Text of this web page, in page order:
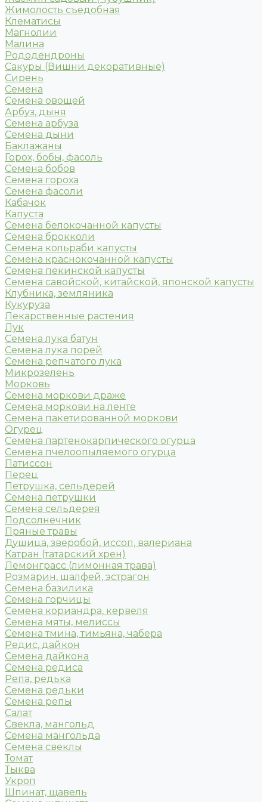
Жимолость съедобная
Клематисы
Магнолии
Малина
Рододендроны
Сакуры (Вишни декоративные)
Сирень
Семена
Семена овощей
Арбуз, дыня
Семена арбуза
Семена дыни
Баклажаны
Горох, бобы, фасоль
Семена бобов
Семена гороха
Семена фасоли
Кабачок
Капуста
Семена белокочанной капусты
Семена брокколи
Семена кольраби капусты
Семена краснокочанной капусты
Семена пекинской капусты
Семена савойской, китайской, японской капусты
Клубника, земляника
Кукуруза
Лекарственные растения
Лук
Семена лука батун
Семена лука порей
Семена репчатого лука
Микрозелень
Морковь
Семена моркови драже
Семена моркови на ленте
Семена пакетированной моркови
Огурец
Семена партенокарпического огурца
Семена пчелоопыляемого огурца
Патиссон
Перец
Петрушка, сельдерей
Семена петрушки
Семена сельдерея
Подсолнечник
Пряные травы
Душица, зверобой, иссоп, валериана
Катран (татарский хрен)
Лемонграсс (лимонная трава)
Розмарин, шалфей, эстрагон
Семена базилика
Семена горчицы
Семена кориандра, кервеля
Семена мяты, мелиссы
Семена тмина, тимьяна, чабера
Редис, дайкон
Семена дайкона
Семена редиса
Репа, редька
Семена редьки
Семена репы
Салат
Свекла, мангольд
Семена мангольда
Семена свеклы
Томат
Тыква
Укроп
Шпинат, щавель